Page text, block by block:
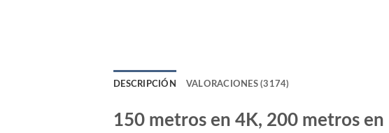
DESCRIPCIÓN VALORACIONES (3174)
150 metros en 4K, 200 metros